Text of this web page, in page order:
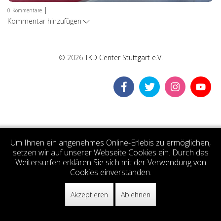
0 Kommentare |
Kommentar hinzufügen
© 2026TKD Center Stuttgart e.V.
Um Ihnen ein angenehmes Online-Erlebis zu ermöglichen,
setzen wir auf unserer Webseite Cookies ein. Durch das
Weitersurfen erklären Sie sich mit der Verwendung von
Cookies einverstanden.
Akzeptieren Ablehnen